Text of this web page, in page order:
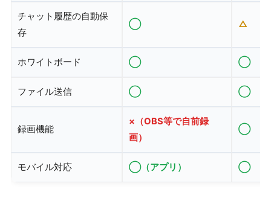
チャット履歴の自動保
存
◯ △
ホワイトボード ◯ ◯
ファイル送信 ◯ ◯
録画機能
×（OBS等で自前録
画）
◯
モバイル対応 ◯（アプリ） ◯